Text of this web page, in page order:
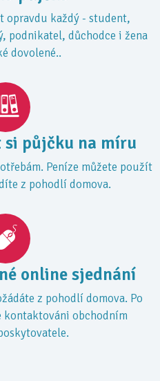
opravdu každý - student,
podnikatel, důchodce i žena
dovolené..
si půjčku na míru
Peníze můžete použít
z pohodlí domova.
online sjednání
z pohodlí domova. Po
kontaktováni obchodním